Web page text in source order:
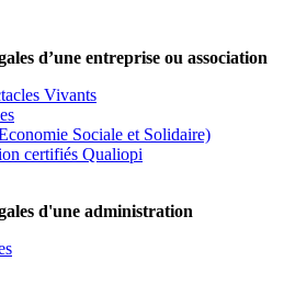
d’une entreprise ou association
Vivants
Sociale et Solidaire)
certifiés Qualiopi
d'une administration